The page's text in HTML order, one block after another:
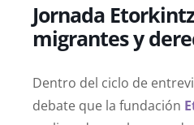
Jornada
migrantes y
Dentro del ciclo de
debate que la fundación